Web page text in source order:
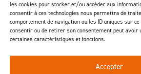
les cookies pour stocker et/ou accéder aux
consentir à ces technologies nous permettra de
comportement de navigation ou les ID uniques sur
consentir ou de retirer son consentement peut avoir
certaines caractéristiques et fonctions.
Accepter
Suivez-nous